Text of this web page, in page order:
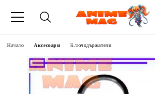
Начало Аксесоари Ключодържатели